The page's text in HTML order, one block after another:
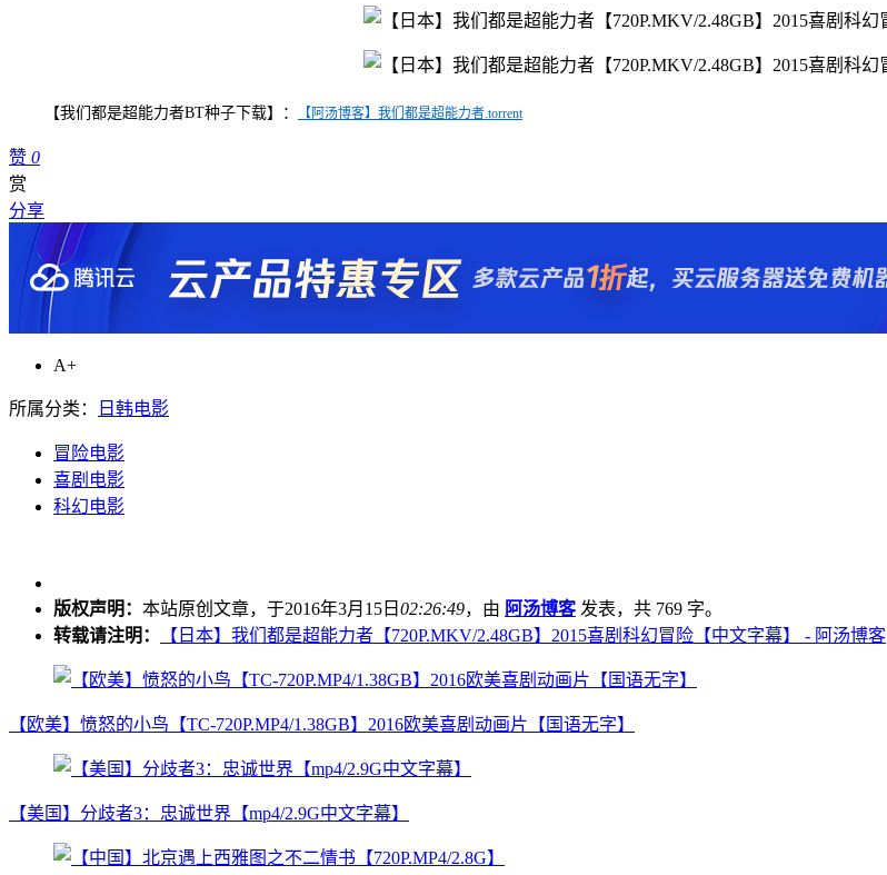
【我们都是超能力者BT种子下载】： 【阿汤博客】我们都是超能力者.torrent
赞 0
赏
分享
A+
所属分类： 日韩电影
冒险电影
喜剧电影
科幻电影
版权声明： 本站原创文章，于2016年3月15日 02:26:49，由 阿汤博客发表，共 769 字。
转载请注明：
【日本】我们都是超能力者【720P.MKV/2.48GB】2015喜剧科幻冒险【中文字幕】 - 阿汤博客
【欧美】愤怒的小鸟【TC-720P.MP4/1.38GB】2016欧美喜剧动画片【国语无字】
【美国】分歧者3：忠诚世界【mp4/2.9G中文字幕】